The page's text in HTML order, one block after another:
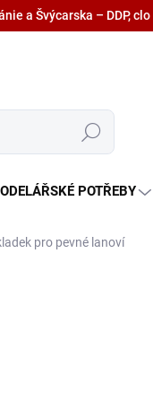
Hledat
POTŘEBY
pro pevné lanoví
a Švýcarska – DDP, clo